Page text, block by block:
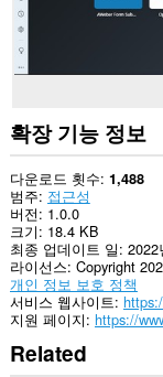
확장 기능 정보
다운로드 횟수 1,488
범주 접근성
버전 1.0.0
크기 18.4 KB
최종 업데이트 일 2022
라이선스 Copyright
개인 정보 보호 정책
서비스 웹사이트
지원 페이지 https://
Related